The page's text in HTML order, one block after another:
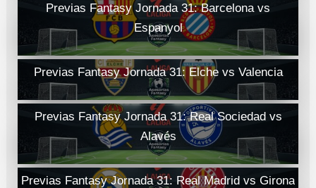
Previas Fantasy Jornada 31: Barcelona vs
Espanyol
Previas Fantasy Jornada 31: Elche vs Valencia
Previas Fantasy Jornada 31: Real Sociedad vs
Alavés
Previas Fantasy Jornada 31: Real Madrid vs Girona